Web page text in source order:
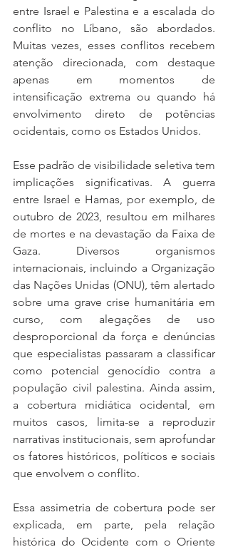
entre Israel e Palestina e a escalada do
conflito no Líbano, são abordados.
Muitas vezes, esses conflitos recebem
atenção direcionada, com destaque
apenas em momentos de
intensificação extrema ou quando há
envolvimento direto de potências
ocidentais, como os Estados Unidos.
Esse padrão de visibilidade seletiva tem
implicações significativas. A guerra
entre Israel e Hamas, por exemplo, de
outubro de 2023, resultou em milhares
de mortes e na devastação da Faixa de
Gaza. Diversos organismos
internacionais, incluindo a Organização
das Nações Unidas (ONU), têm alertado
sobre uma grave crise humanitária em
curso, com alegações de uso
desproporcional da força e denúncias
que especialistas passaram a classificar
como potencial genocídio contra a
população civil palestina. Ainda assim,
a cobertura midiática ocidental, em
muitos casos, limita-se a reproduzir
narrativas institucionais, sem aprofundar
os fatores históricos, políticos e sociais
que envolvem o conflito.
Essa assimetria de cobertura pode ser
explicada, em parte, pela relação
histórica do Ocidente com o Oriente